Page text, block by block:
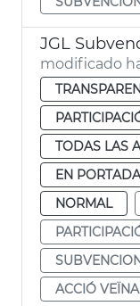
modificado
TODAS LAS
EN PORTADA
NORMAL
ACCIÓ